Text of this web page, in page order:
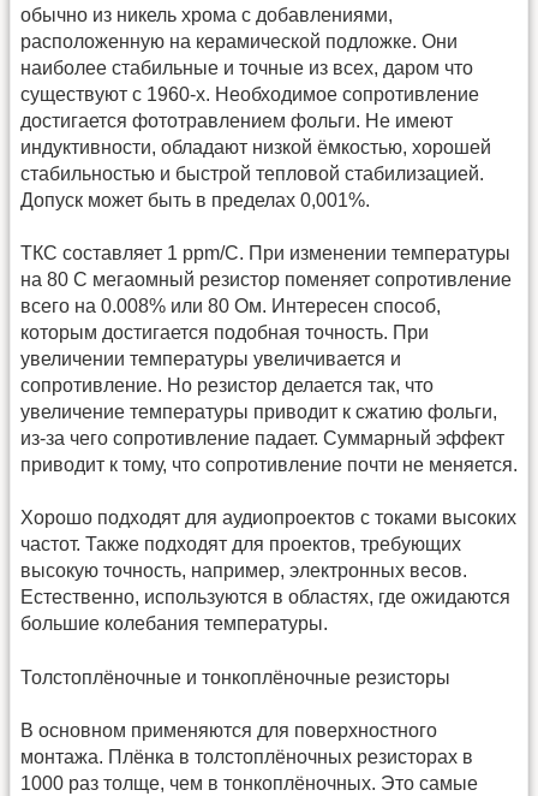
обычно из никель хрома с добавлениями,
расположенную на керамической подложке. Они
наиболее стабильные и точные из всех, даром что
существуют с 1960-х. Необходимое сопротивление
достигается фототравлением фольги. Не имеют
индуктивности, обладают низкой ёмкостью, хорошей
стабильностью и быстрой тепловой стабилизацией.
Допуск может быть в пределах 0,001%.
ТКС составляет 1 ppm/C. При изменении температуры
на 80 С мегаомный резистор поменяет сопротивление
всего на 0.008% или 80 Ом. Интересен способ,
которым достигается подобная точность. При
увеличении температуры увеличивается и
сопротивление. Но резистор делается так, что
увеличение температуры приводит к сжатию фольги,
из-за чего сопротивление падает. Суммарный эффект
приводит к тому, что сопротивление почти не меняется.
Хорошо подходят для аудиопроектов с токами высоких
частот. Также подходят для проектов, требующих
высокую точность, например, электронных весов.
Естественно, используются в областях, где ожидаются
большие колебания температуры.
Толстоплёночные и тонкоплёночные резисторы
В основном применяются для поверхностного
монтажа. Плёнка в толстоплёночных резисторах в
1000 раз толще, чем в тонкоплёночных. Это самые